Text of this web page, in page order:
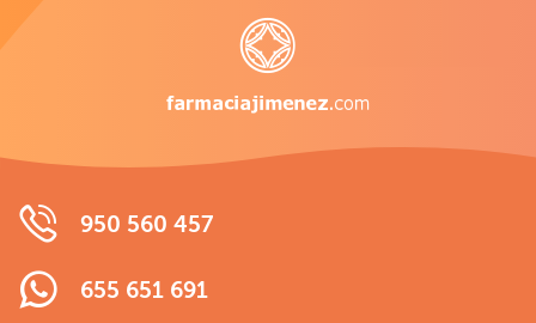
950 560 457
655 651 691